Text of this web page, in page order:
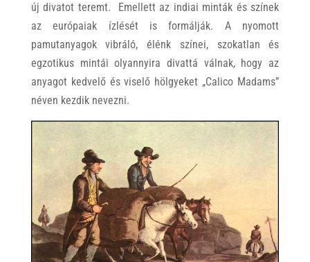
új divatot teremt. Emellett az indiai minták és színek
az európaiak ízlését is formálják. A nyomott
pamutanyagok vibráló, élénk színei, szokatlan és
egzotikus mintái olyannyira divattá válnak, hogy az
anyagot kedvelő és viselő hölgyeket „Calico Madams”
néven kezdik nevezni.